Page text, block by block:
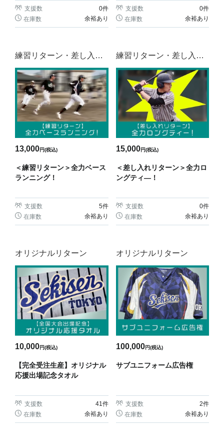
支援数 0件
在庫数
余裕あり
支援数 0件
在庫数
余裕あり
練習リターン・差し入れ
リターン
13,000円(税込)
＜練習リターン＞全力ベース
ランニング！
支援数 5件
在庫数
余裕あり
練習リターン・差し入れ
リターン
15,000円(税込)
＜差し入れリターン＞全力ロ
ングティ―！
支援数 0件
在庫数
余裕あり
オリジナルリターン
10,000円(税込)
【完全受注生産】オリジナル
応援出場記念タオル
支援数 41件
在庫数
余裕あり
オリジナルリターン
100,000円(税込)
サブユニフォーム広告権
支援数 2件
在庫数
余裕あり